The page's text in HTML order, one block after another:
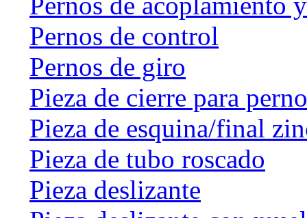
Pernos de control
Pernos de giro
Pieza de cierre para
Pieza de esquina/final
Pieza de tubo roscado
Pieza deslizante